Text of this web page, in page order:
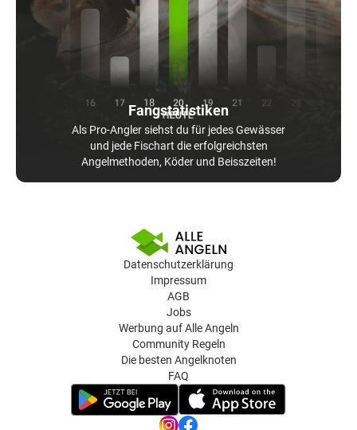
Fangstatistiken
Als Pro-Angler siehst du für jedes Gewässer
und jede Fischart die erfolgreichsten
Angelmethoden, Köder und Beisszeiten!
Datenschutzerklärung
Impressum
AGB
Jobs
Werbung auf Alle Angeln
Community Regeln
Die besten Angelknoten
FAQ